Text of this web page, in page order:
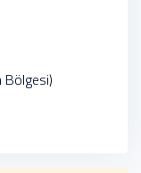
Bölgesi)